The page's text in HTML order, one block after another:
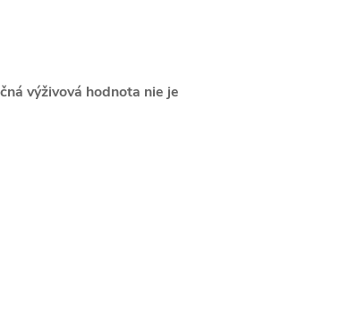
výživová hodnota nie je